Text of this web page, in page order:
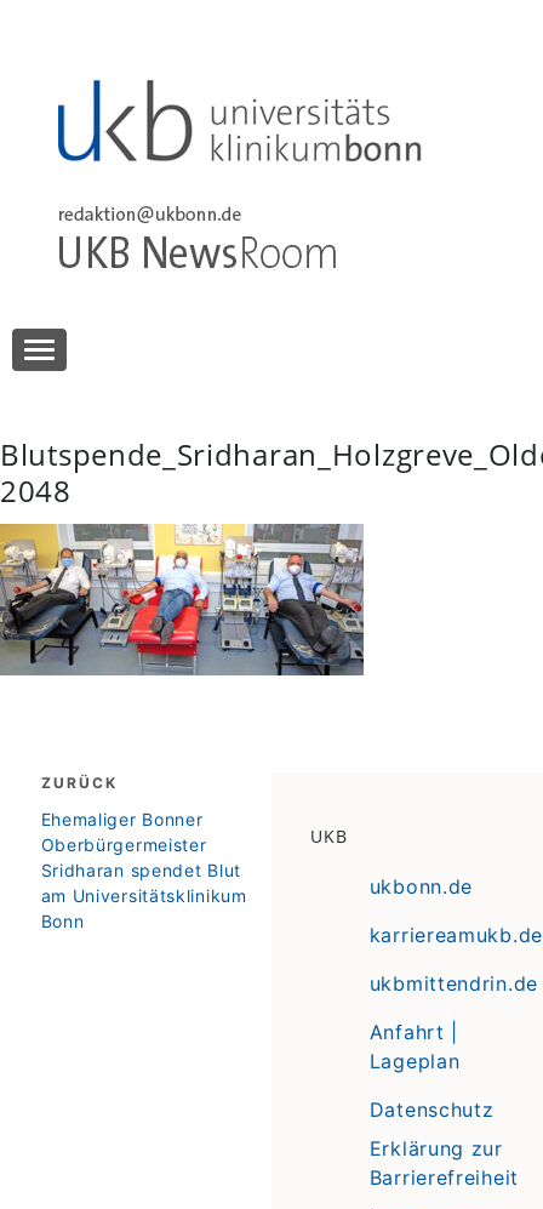
UKB NewsRoom
2048
Beitragsnavigation
ZURÜCK
zurück
Ehemaliger Bonner
Oberbürgermeister
Sridharan spendet Blut
am Universitätsklinikum
Bonn
UKB
ukbonn.de
karriereamukb.de
ukbmittendrin.de
Anfahrt |
Lageplan
Datenschutz
Erklärung zur
Barrierefreiheit